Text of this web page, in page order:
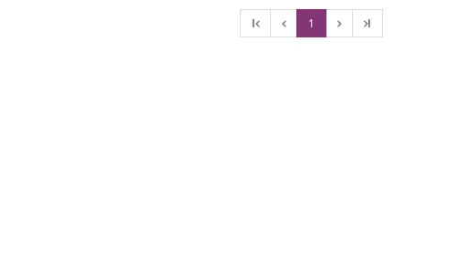
l 1 l